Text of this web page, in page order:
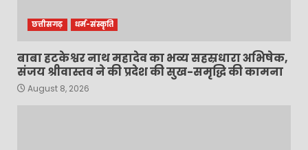
छत्तीसगढ़ धर्म-संस्कृति
बाबा हटकेश्वर नाथ महादेव का भव्य सहस्रधारा अभिषेक,
संजय श्रीवास्तव ने की प्रदेश की सुख-समृद्धि की कामना
August 8, 2026